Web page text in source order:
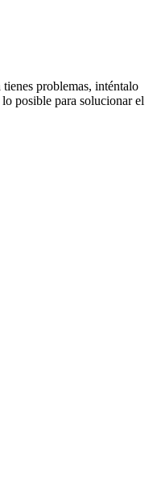
problemas, inténtalo
posible para solucionar el